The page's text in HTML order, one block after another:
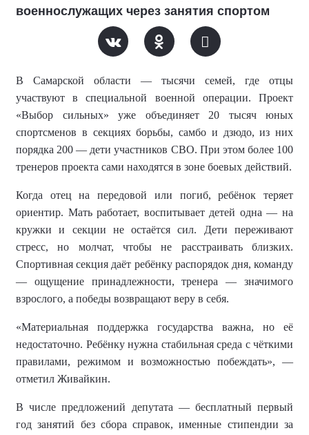
военнослужащих через занятия спортом
В Самарской области — тысячи семей, где отцы
участвуют в специальной военной операции. Проект
«Выбор сильных» уже объединяет 20 тысяч юных
спортсменов в секциях борьбы, самбо и дзюдо, из них
порядка 200 — дети участников СВО. При этом более 100
тренеров проекта сами находятся в зоне боевых действий.
Когда отец на передовой или погиб, ребёнок теряет
ориентир. Мать работает, воспитывает детей одна — на
кружки и секции не остаётся сил. Дети переживают
стресс, но молчат, чтобы не расстраивать близких.
Спортивная секция даёт ребёнку распорядок дня, команду
— ощущение принадлежности, тренера — значимого
взрослого, а победы возвращают веру в себя.
«Материальная поддержка государства важна, но её
недостаточно. Ребёнку нужна стабильная среда с чёткими
правилами, режимом и возможностью побеждать», —
отметил Живайкин.
В числе предложений депутата — бесплатный первый
год занятий без сбора справок, именные стипендии за